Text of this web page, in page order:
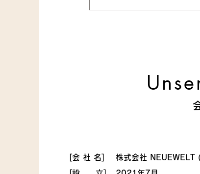
[会 社 名​]
株式会社 NEUEWELT